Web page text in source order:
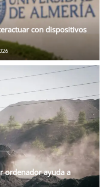
con dispositivos
ordenador ayuda a